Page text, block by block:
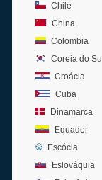
Chile
China
Colombia
Coreia do Sul
Croácia
Cuba
Dinamarca
Equador
Escócia
Eslováquia